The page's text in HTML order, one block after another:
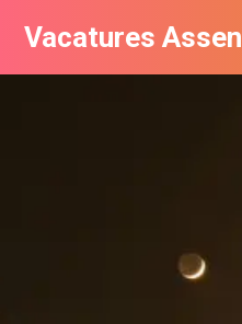
Vacatures Assen
Vacatures per bedrijf